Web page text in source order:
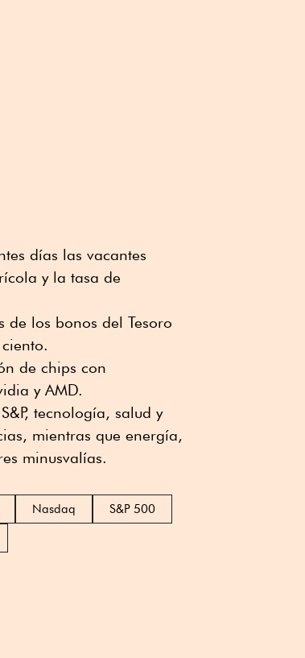
días las vacantes
y la tasa de
de los bonos del Tesoro
de chips con
y AMD.
tecnología, salud y
mientras que energía,
minusvalías.
Nasdaq
S&P 500